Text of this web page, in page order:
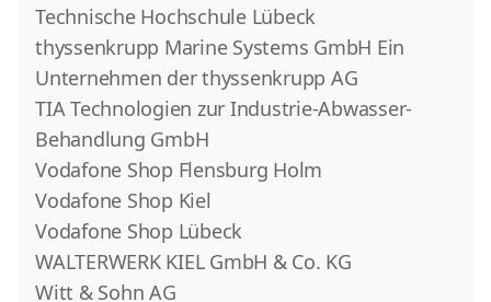
Technische Hochschule Lübeck
thyssenkrupp Marine Systems GmbH Ein
Unternehmen der thyssenkrupp AG
TIA Technologien zur Industrie-Abwasser-
Behandlung GmbH
Vodafone Shop Flensburg Holm
Vodafone Shop Kiel
Vodafone Shop Lübeck
WALTERWERK KIEL GmbH & Co. KG
Witt & Sohn AG